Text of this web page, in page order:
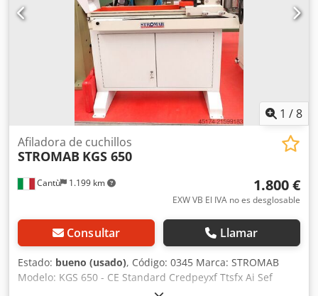
1 /8
Cantù 1.199 km
Afiladora de cuchillos
STROMAB KGS 650
1.800 €
EXW VB El IVA no es desglosable
Consultar Llamar
Estado: bueno (usado), Código: 0345 Marca: STROMAB
Modelo: KGS 650 - CE Standard Credpeyxf Ttsfx Ai Sef
Afiladora automática para cuchillas de cepillo, hojas y